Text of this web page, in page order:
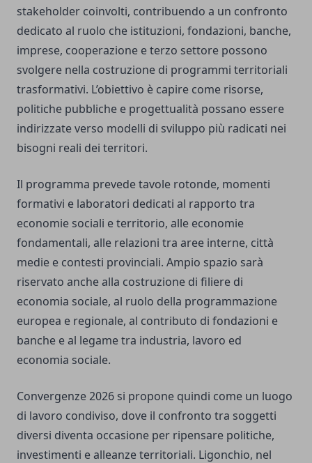
stakeholder coinvolti, contribuendo a un confronto
dedicato al ruolo che istituzioni, fondazioni, banche,
imprese, cooperazione e terzo settore possono
svolgere nella costruzione di programmi territoriali
trasformativi. L’obiettivo è capire come risorse,
politiche pubbliche e progettualità possano essere
indirizzate verso modelli di sviluppo più radicati nei
bisogni reali dei territori.
Il programma prevede tavole rotonde, momenti
formativi e laboratori dedicati al rapporto tra
economie sociali e territorio, alle economie
fondamentali, alle relazioni tra aree interne, città
medie e contesti provinciali. Ampio spazio sarà
riservato anche alla costruzione di filiere di
economia sociale, al ruolo della programmazione
europea e regionale, al contributo di fondazioni e
banche e al legame tra industria, lavoro ed
economia sociale.
Convergenze 2026 si propone quindi come un luogo
di lavoro condiviso, dove il confronto tra soggetti
diversi diventa occasione per ripensare politiche,
investimenti e alleanze territoriali. Ligonchio, nel